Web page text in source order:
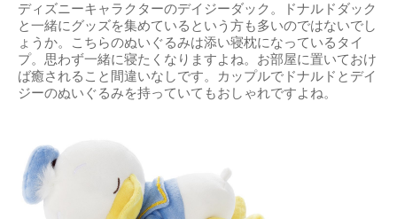
ディズニーキャラクターのデイジーダック。ドナルドダック
と一緒にグッズを集めているという方も多いのではないでし
ょうか。こちらのぬいぐるみは添い寝枕になっているタイ
プ。思わず一緒に寝たくなりますよね。お部屋に置いておけ
ば癒されること間違いなしです。カップルでドナルドとデイ
ジーのぬいぐるみを持っていてもおしゃれですよね。